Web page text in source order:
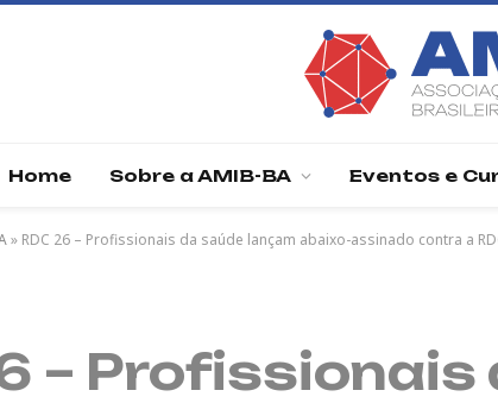
Home Sobre a AMIB-BA Eventos e
» RDC 26 – Profissionais da saúde lançam abaixo-assinado contra a
–